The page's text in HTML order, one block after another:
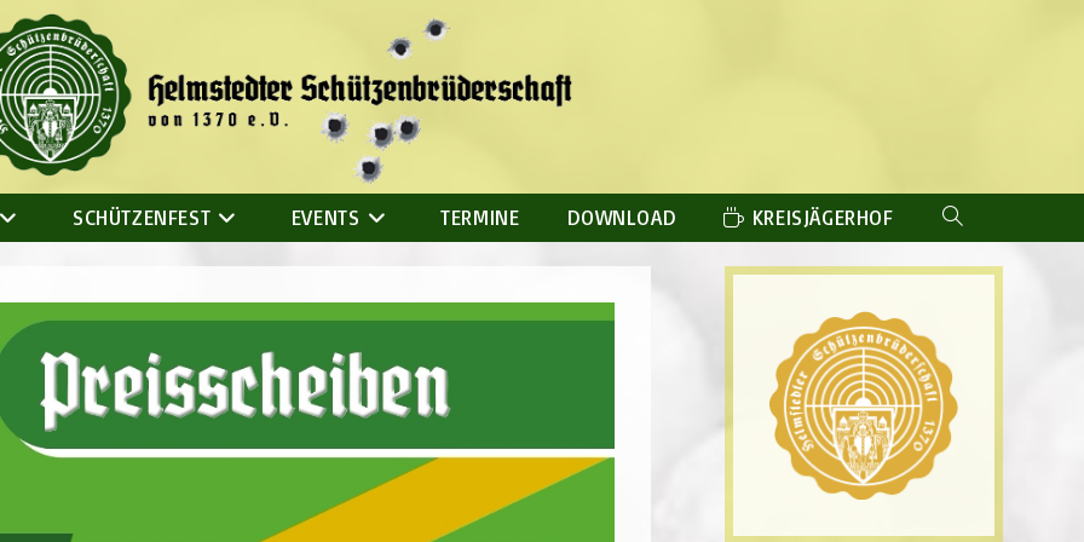
SCHÜTZENFEST EVENTS TERMINE DOWNLOAD KREISJÄGERHOF WEBSITE-
SUCHE